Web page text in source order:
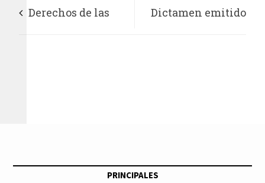
Derechos de las Dictamen emitido
PRINCIPALES